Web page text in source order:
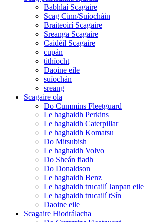
Babhlaí Scagaire
Scag Cinn/Suíocháin
Braiteoirí Scagaire
Sreanga Scagaire
Caidéil Scagaire
cupán
tithíocht
Daoine eile
suíochán
sreang
Scagaire ola
Do Cummins Fleetguard
Le haghaidh Perkins
Le haghaidh Caterpillar
Le haghaidh Komatsu
Do Mitsubish
Le haghaidh Volvo
Do Sheán fiadh
Do Donaldson
Le haghaidh Benz
Le haghaidh trucailí Janpan eile
Le haghaidh trucailí tSín
Daoine eile
Scagaire Hiodrálacha